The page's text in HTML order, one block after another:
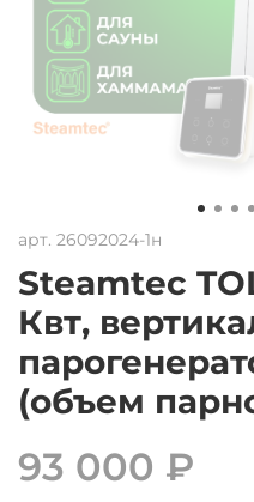
арт. 26092024-1н
Steamtec
Квт,
(объем
93 000 ₽